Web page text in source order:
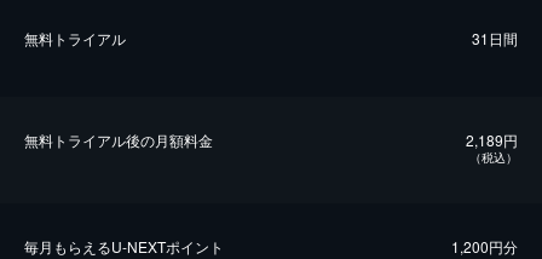
無料トライアル 31日間
無料トライアル後の⽉額料金 2,189円
（税込）
毎⽉もらえるU-NEXTポイント 1,200円分